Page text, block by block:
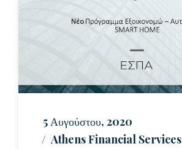
5 Αυγούστου, 2020
Athens Financial Services